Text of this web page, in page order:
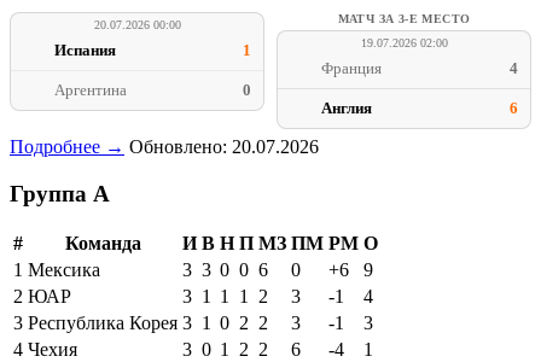
20.07.2026 00:00
Испания 1
Аргентина 0
МАТЧ ЗА 3-Е МЕСТО
19.07.2026 02:00
Франция 4
Англия 6
Подробнее → Обновлено: 20.07.2026
Группа A
# Команда И В Н П МЗ ПМ РМ О
1 Мексика 3 3 0 0 6 0 +6
9
2 ЮАР 3 1 1 1 2 3 -1
4
3 Республика Корея 3 1 0 2 2 3 -1
3
4 Чехия 3 0 1 2 2 6 -4
1